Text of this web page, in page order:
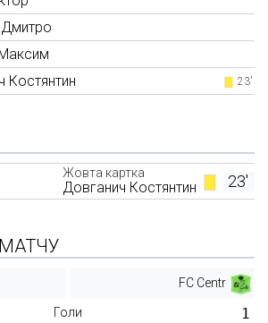
Костянтин 23'
23'
Жовта картка
Довганич Костянтин
FC Centr
Голи 1